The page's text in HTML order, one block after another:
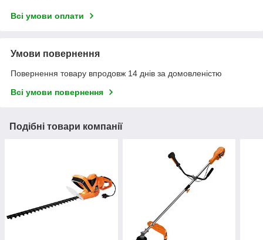
Всі умови оплати
Умови повернення
Повернення товару впродовж 14 днів за домовленістю
Всі умови повернення
Подібні товари компанії